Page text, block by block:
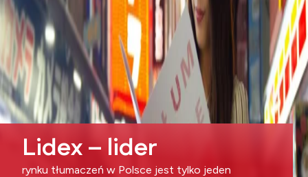
Lidex – lider
rynku tłumaczeń w Polsce jest tylko jeden